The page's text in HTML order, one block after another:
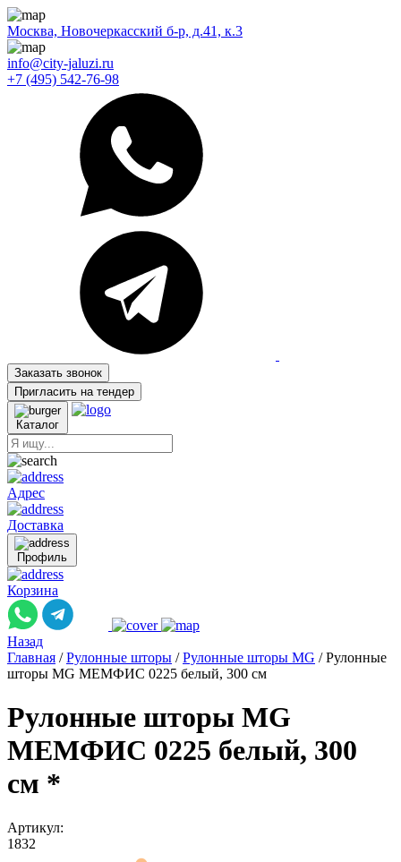
Москва, Новочеркасский б-р, д.41, к.3
info@city-jaluzi.ru
+7 (495) 542-76-98
Заказать звонок
Пригласить на тендер
Каталог
Адрес
Доставка
Профиль
Корзина
Назад
Главная / Рулонные шторы / Рулонные шторы MG / Рулонные
шторы MG МЕМФИС 0225 белый, 300 см
Рулонные шторы MG
МЕМФИС 0225 белый, 300
см *
Артикул:
1832